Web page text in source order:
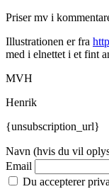
Priser mv i
Illustrationen er fra
med i elnettet i et fint
MVH
Henrik
{unsubscription_url}
Navn (hvis du vil
Email
Du accepterer